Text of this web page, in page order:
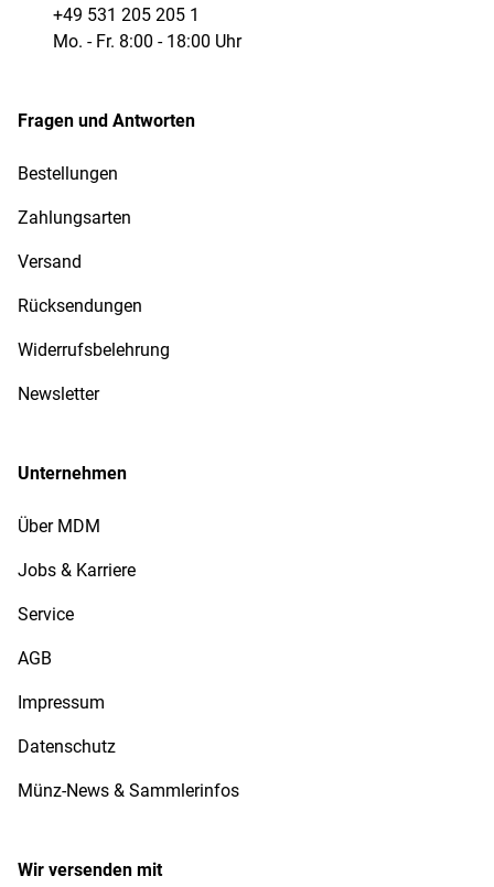
+49 531 205 205 1
Mo. - Fr. 8:00 - 18:00 Uhr
Fragen und Antworten
Bestellungen
Zahlungsarten
Versand
Rücksendungen
Widerrufsbelehrung
Newsletter
Unternehmen
Über MDM
Jobs & Karriere
Service
AGB
Impressum
Datenschutz
Münz-News & Sammlerinfos
Wir versenden mit